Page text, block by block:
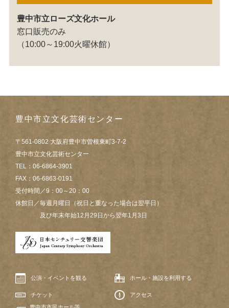
豊中市立ローズ文化ホール
窓口販売のみ
（10:00～19:00火曜休館）
豊中市立文化芸術センター
〒561-0802 大阪府豊中市曽根東町3-7-2
豊中市立文化芸術センター
TEL：06-6864-3901
FAX：06-6863-0191
受付時間／9：00～20：00
休館日／毎週月曜日（祝日と重なった場合は翌平日）
及び年末年始12月29日から翌年1月3日
公演・イベントを観る ホール・施設を利用する
チケット
アクセス
豊中市市民ホール等